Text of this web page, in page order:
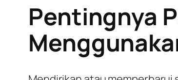
Pentingnya